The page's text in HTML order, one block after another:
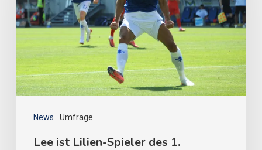
News Umfrage
Lee ist Lilien-Spieler des 1.